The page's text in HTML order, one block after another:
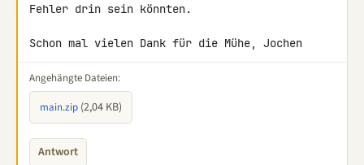
Fehler drin sein könnten.
Schon mal vielen Dank für die Mühe, Jochen
Angehängte Dateien:
main.zip (2,04 KB)
Antwort